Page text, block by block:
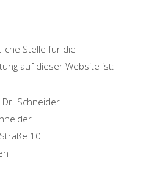
Stelle für die
auf dieser Website ist:
Dr. Schneider
10